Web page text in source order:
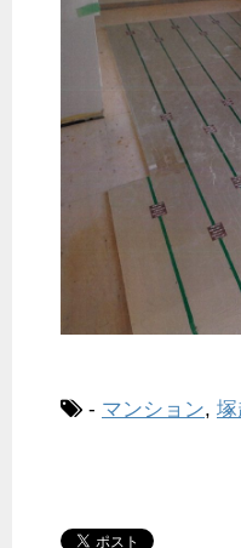
- マンション,